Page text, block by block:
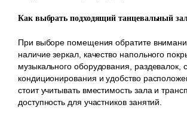
Как выбрать подходящий танцевальный
При выборе помещения обратите
наличие зеркал, качество напольного
музыкального оборудования, раздевалок,
кондиционирования и удобство
стоит учитывать вместимость зала и
доступность для участников занятий.